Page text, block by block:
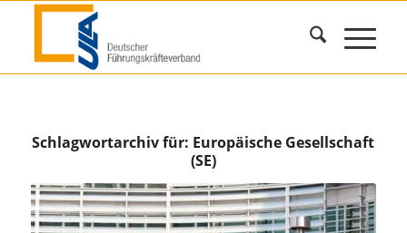
Schlagwortarchiv für: Europäische Gesellschaft
(SE)